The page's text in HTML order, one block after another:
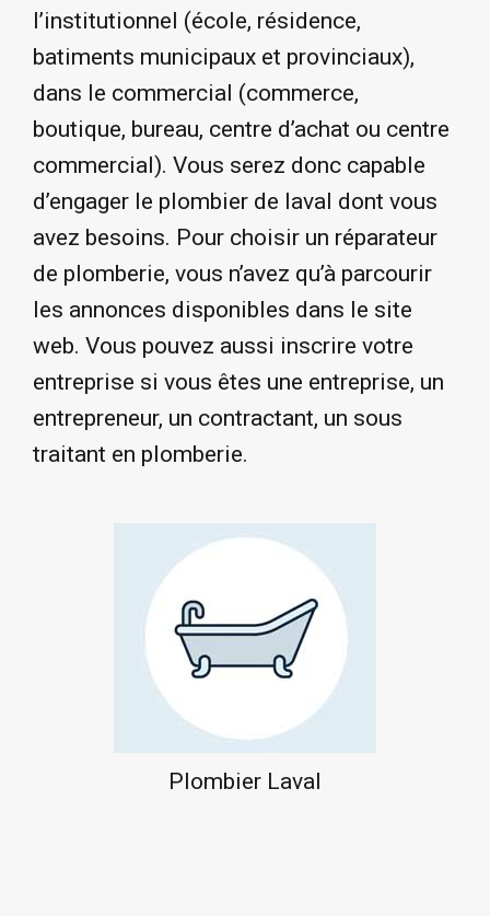
l’institutionnel (école, résidence,
batiments municipaux et provinciaux),
dans le commercial (commerce,
boutique, bureau, centre d’achat ou centre
commercial). Vous serez donc capable
d’engager le plombier de laval dont vous
avez besoins. Pour choisir un réparateur
de plomberie, vous n’avez qu’à parcourir
les annonces disponibles dans le site
web. Vous pouvez aussi inscrire votre
entreprise si vous êtes une entreprise, un
entrepreneur, un contractant, un sous
traitant en plomberie.
Plombier Laval